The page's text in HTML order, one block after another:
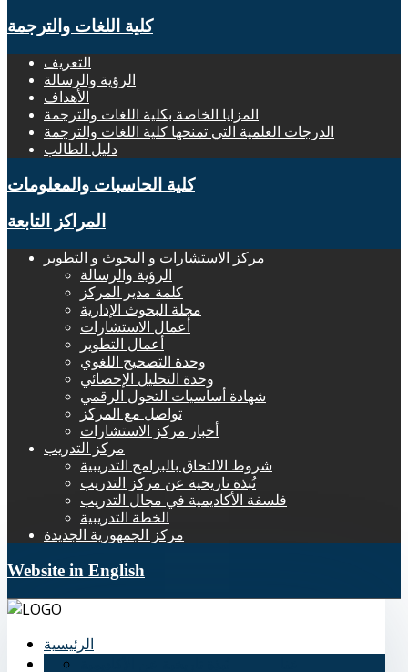
كلية اللغات والترجمة
التعريف
الرؤية والرسالة
الأهداف
المزايا الخاصة بكلية اللغات والترجمة
الدرجات العلمية التي تمنحها كلية اللغات والترجمة
دليل الطالب
كلية الحاسبات والمعلومات
المراكز التابعة
مركز الاستشارات و البحوث و التطوير
الرؤية والرسالة
كلمة مدير المركز
مجلة البحوث الإدارية
أعمال الاستشارات
أعمال التطوير
وحدة التصحيح اللغوي
وحدة التحليل الإحصائي
شهادة أساسيات التحول الرقمي
تواصل مع المركز
أخبار مركز الاستشارات
مركز التدريب
شروط الالتحاق بالبرامج التدريبية
نُبذة تاريخية عن مركز التدريب
فلسفة الأكاديمية في مجال التدريب
الخطة التدريبية
مركز الجمهورية الجديدة
Website in English
الرئيسية